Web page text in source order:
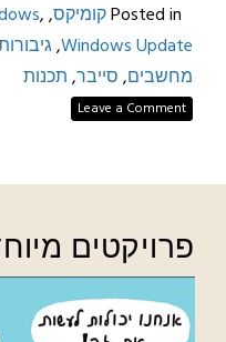
Posted inקומיקס,
,
Windows Update
,
מחשבים,סייבר,תכנות
Leave a Comment
פרויקטים